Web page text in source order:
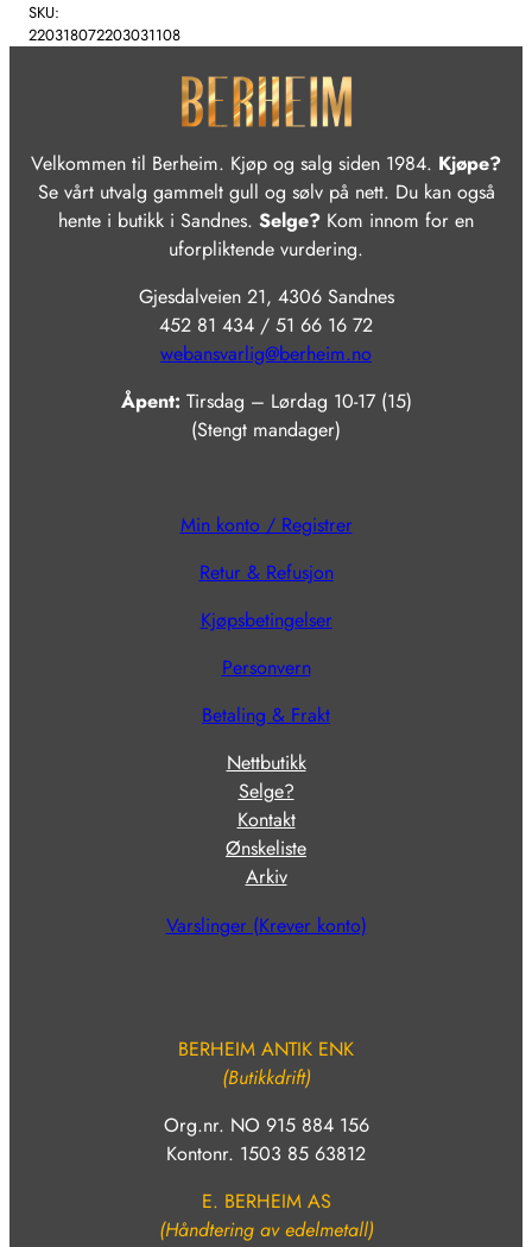
SKU:
220318072203031108
Velkommen til Berheim. Kjøp og salg siden 1984. Kjøpe?
Se vårt utvalg gammelt gull og sølv på nett. Du kan også
hente i butikk i Sandnes. Selge? Kom innom for en
uforpliktende vurdering.
Gjesdalveien 21, 4306 Sandnes
452 81 434 / 51 66 16 72
webansvarlig@berheim.no
Åpent: Tirsdag – Lørdag 10-17 (15)
(Stengt mandager)
Min konto / Registrer
Retur & Refusjon
Kjøpsbetingelser
Personvern
Betaling & Frakt
Nettbutikk
Selge?
Kontakt
Ønskeliste
Arkiv
Varslinger (Krever konto)
BERHEIM ANTIK ENK
(Butikkdrift)
Org.nr. NO 915 884 156
Kontonr. 1503 85 63812
E. BERHEIM AS
(Håndtering av edelmetall)